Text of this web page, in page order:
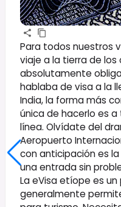
Para todos nuestros
viaje a la tierra de los
absolutamente
hablaba de visa a la
India, la forma más
única de hacerlo es
línea. Olvídate del
Aeropuerto
con anticipación es
una entrada sin
La eVisa etíope es
generalmente